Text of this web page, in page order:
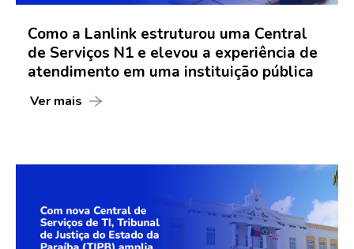
Como a Lanlink estruturou uma Central
de Serviços N1 e elevou a experiência de
atendimento em uma instituição pública
Ver mais